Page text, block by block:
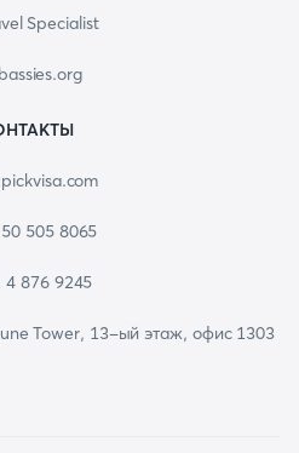
Specialist
505 8065
4 876 9245
Tower, 13-ый этаж, офис 1303